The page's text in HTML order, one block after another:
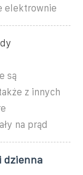
elektrownie
są
z innych
na prąd
dzienna